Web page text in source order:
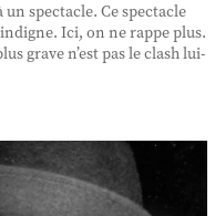
un spectacle. Ce spectacle
Ici, on ne rappe plus.
grave n’est pas le clash lui-